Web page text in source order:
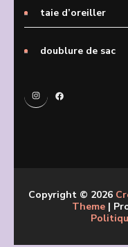
taie d’oreiller
doublure de sac
InstagramFacebook
Copyright © 2026
Theme |